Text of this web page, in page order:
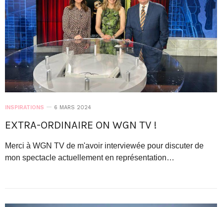
INSPIRATIONS 6 MARS 2024
EXTRA-ORDINAIRE ON WGN TV !
Merci à WGN TV de m'avoir interviewée pour discuter de
mon spectacle actuellement en représentation…